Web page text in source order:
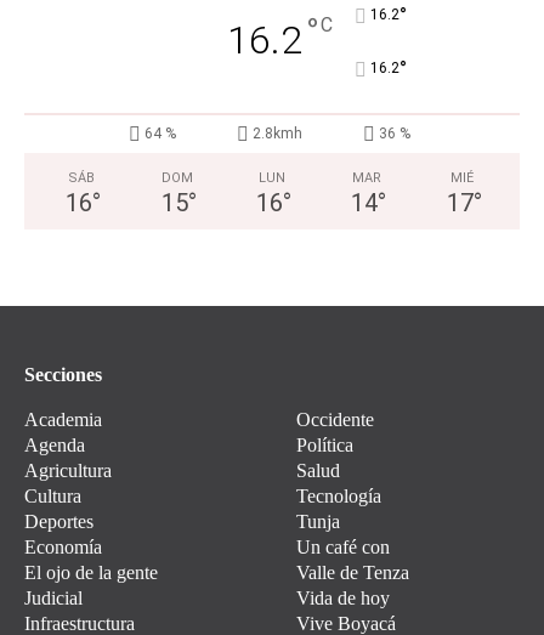
16.2°C 16.2°
16.2°
64 % 2.8kmh 36 %
SÁB
16°
DOM
15°
LUN
16°
MAR
14°
MIÉ
17°
Secciones
Academia
Agenda
Agricultura
Cultura
Deportes
Economía
El ojo de la gente
Judicial
Infraestructura
Occidente
Política
Salud
Tecnología
Tunja
Un café con
Valle de Tenza
Vida de hoy
Vive Boyacá